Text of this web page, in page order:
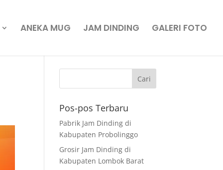
ANEKA MUG JAM DINDING GALERI FOTO
Pos-pos Terbaru
Pabrik Jam Dinding di
Kabupaten Probolinggo
Grosir Jam Dinding di
Kabupaten Lombok Barat